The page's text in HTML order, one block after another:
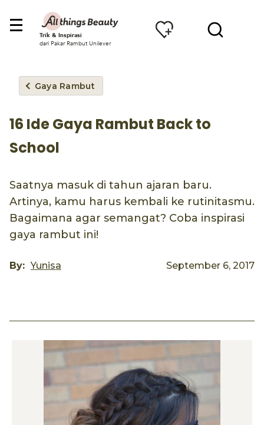
Trik & Inspirasi
dari Pakar Rambut Unilever
Gaya Rambut
16 Ide Gaya Rambut Back to
School
Saatnya masuk di tahun ajaran baru.
Artinya, kamu harus kembali ke rutinitasmu.
Bagaimana agar semangat? Coba inspirasi
gaya rambut ini!
By: Yunisa September 6, 2017